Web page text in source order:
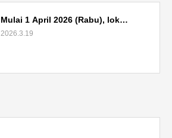
Mulai 1 April 2026 (Rabu), lok…
2026.3.19